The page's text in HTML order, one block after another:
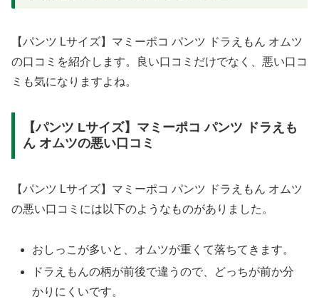
【パンツ Lサイズ】マミーポコ パンツ ドラえもん オムツ
の口コミを紹介します。良い口コミだけでなく、悪い口コ
ミも気になりますよね。
【パンツ Lサイズ】マミーポコ パンツ ドラえも
ん オムツの悪い口コミ
【パンツ Lサイズ】マミーポコ パンツ ドラえもん オムツ
の悪い口コミには以下のようなものがありました。
おしっこが多いと、オムツが重くて落ちてきます。
ドラえもんの柄が前後で違うので、どっちが前か分
かりにくいです。